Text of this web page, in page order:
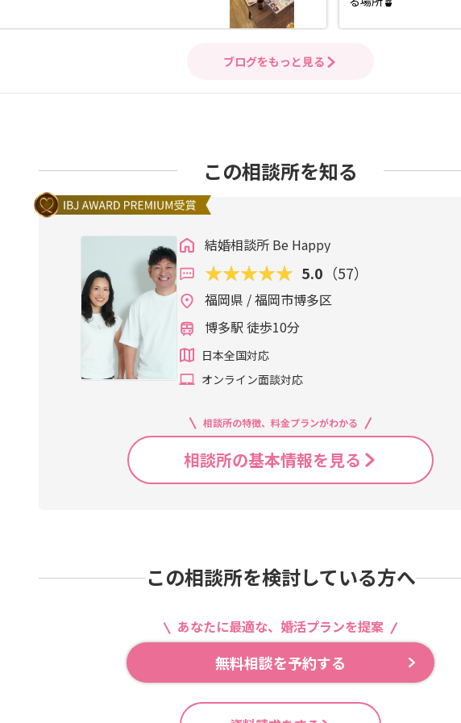
ブログをもっと見る
この相談所を知る
結婚相談所 Be Happy
5.0 （57）
福岡県 / 福岡市博多区
博多駅 徒歩10分
日本全国対応
オンライン面談対応
相談所の特徴、料金プランがわかる
相談所の基本情報を見る
この相談所を検討している方へ
あなたに最適な、婚活プランを提案
無料相談を予約する